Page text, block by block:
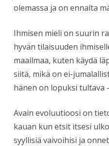
olemassa ja on ennalta
Ihmisen mieli on suurin
hyvän tilaisuuden
maailmaa, kuten käydä
siitä, mikä on ei-
hänen on lopuksi tultava
Avain evoluutioosi on
kauan kun etsit itsesi
syyllisiä vaivoihisi ja